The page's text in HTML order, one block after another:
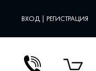
ВХОД | РЕГИСТРАЦИЯ